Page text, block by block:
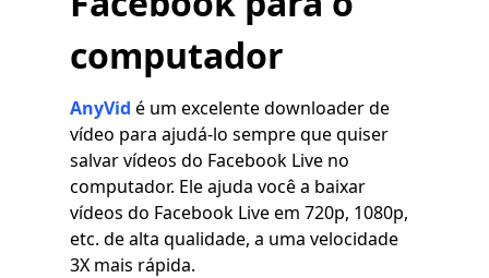
computador
AnyVid é um excelente downloader de
vídeo para ajudá-lo sempre que quiser
salvar vídeos do Facebook Live no
computador. Ele ajuda você a baixar
vídeos do Facebook Live em 720p, 1080p,
etc. de alta qualidade, a uma velocidade
3X mais rápida.